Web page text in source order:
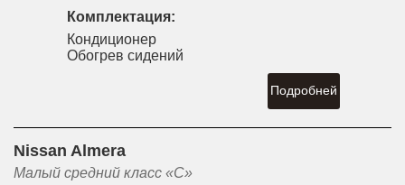
Комплектация:
Кондиционер
Обогрев сидений
Подробней
Nissan Almera
Малый средний класс «С»